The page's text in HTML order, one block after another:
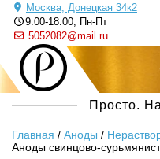
Москва, Донецкая 34к2
9:00-18:00, Пн-Пт
5052082@mail.ru
Просто.
Главная / Аноды /
Аноды свинцово-